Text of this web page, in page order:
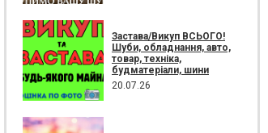
Застава/Викуп ВСЬОГО!
Шуби, обладнання, авто,
товар, техніка,
будматеріали, шини
20.07.26